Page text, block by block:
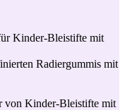
Kinder-Bleistifte mit
Radiergummis mit
von Kinder-Bleistifte mit